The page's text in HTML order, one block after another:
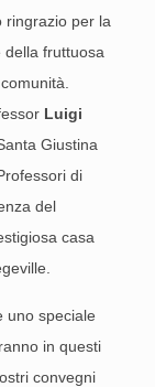
ringrazio per la
della fruttuosa
Luigi
Giustina
di
del
casa
uno speciale
in questi
convegni